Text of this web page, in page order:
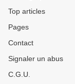
Top articles
Pages
Contact
Signaler un abus
C.G.U.